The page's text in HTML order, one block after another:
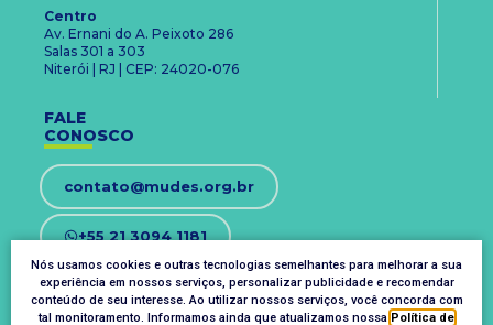
Centro
Av. Ernani do A. Peixoto 286
Salas 301 a 303
Niterói | RJ | CEP: 24020-076
FALE
CONOSCO
contato@mudes.org.br
+55 21 3094 1181
OUVIDORIA
ouvidoria@mudes.org.br
Nós usamos cookies e outras tecnologias semelhantes para melhorar a sua
experiência em nossos serviços, personalizar publicidade e recomendar
conteúdo de seu interesse. Ao utilizar nossos serviços, você concorda com
tal monitoramento. Informamos ainda que atualizamos nossa Política de